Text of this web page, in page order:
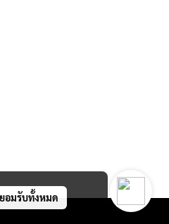
ยอมรับทั้งหมด